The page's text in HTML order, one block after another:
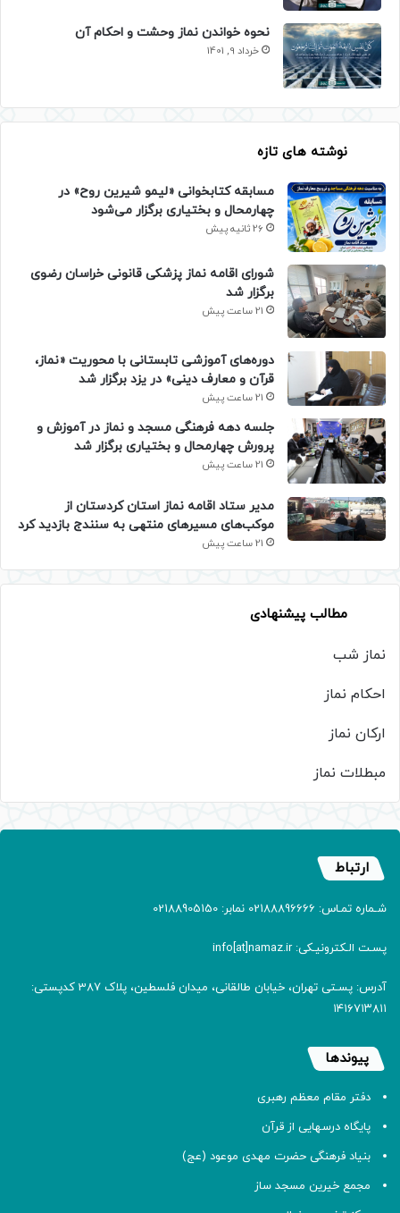
نحوه خواندن نماز وحشت و احکام آن
خرداد 9, 1401
نوشته های تازه
مسابقه کتابخوانی «لیمو شیرین روح» در
چهارمحال و بختیاری برگزار می‌شود
26 ثانیه پیش
شورای اقامه نماز پزشکی قانونی خراسان رضوی
برگزار شد
21 ساعت پیش
دوره‌های آموزشی تابستانی با محوریت «نماز،
قرآن و معارف دینی» در یزد برگزار شد
21 ساعت پیش
جلسه دهه فرهنگی مسجد و نماز در آموزش و
پرورش چهارمحال و بختیاری برگزار شد
21 ساعت پیش
مدیر ستاد اقامه نماز استان کردستان از
موکب‌های مسیرهای منتهی به سنندج بازدید کرد
21 ساعت پیش
مطالب پیشنهادی
نماز شب
احکام نماز
ارکان نماز
مبطلات نماز
ارتباط
شـماره تمـاس: 02188896666 نمابر: 02188905150
پسـت الـکترونیـکی: info[at]namaz.ir
آدرس: پسـتی تهران، خیابان طالقانی، میدان فلسطین، پلاک 387 کدپستی:
۱۴۱۶۷۱۳۸۱۱
پیوندها
دفتر مقام معظم رهبری
پایگاه درسهایی از قرآن
بنیاد فرهنگی حضرت مهدی موعود (عج)
مجمع خیرین مسجد ساز